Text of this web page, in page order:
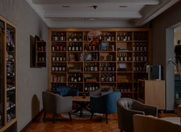
Reiseziele
Resorts
Serviced Apartments
Flughafenhotels
Neue und geplante
Tagungen und
Veranstaltungen
Entdecken Sie